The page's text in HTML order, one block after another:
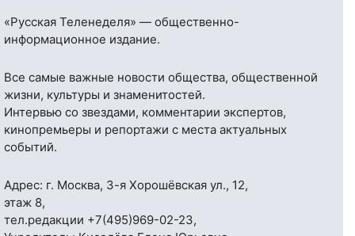
«Русская Теленеделя» — общественно-
информационное издание.
Все самые важные новости общества, общественной
жизни, культуры и знаменитостей.
Интервью со звездами, комментарии экспертов,
кинопремьеры и репортажи с места актуальных
событий.
Адрес: г. Москва, 3-я Хорошёвская ул., 12,
этаж 8,
тел.редакции +7(495)969-02-23,